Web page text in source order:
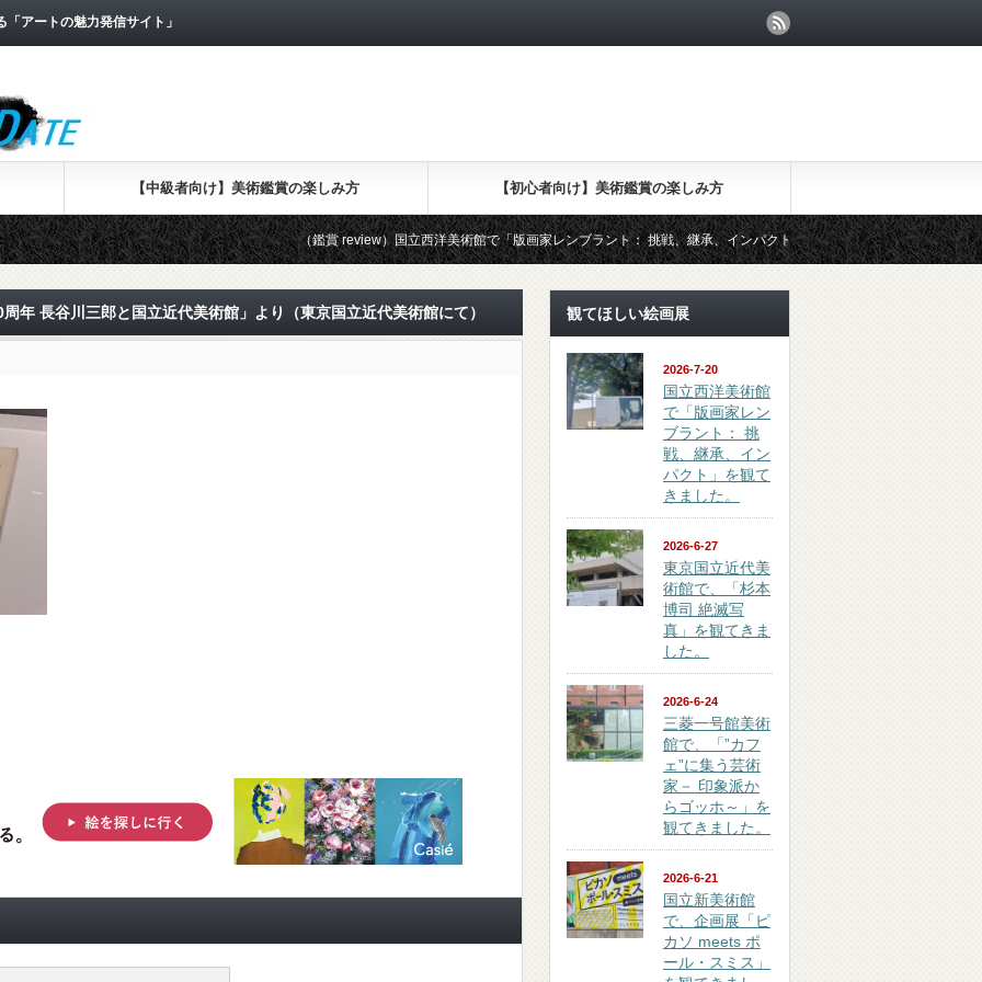
アートの魅力発信サイト」
【中級者向け】美術鑑賞の楽しみ方 【初心者向け】美術鑑賞の楽しみ方
（鑑賞 review）国立西洋美術館で「版画家レンブラント： 挑戦、継承、インパクト」を観てきました （鑑賞
年 長谷川三郎と国立近代美術館」より（東京国立近代美術館にて） 観てほしい絵画展
2026-7-20
国立西洋美術館
で「版画家レン
ブラント： 挑
戦、継承、イン
パクト」を観て
きました。
2026-6-27
東京国立近代美
術館で、「杉本
博司 絶滅写
真」を観てきま
した。
2026-6-24
三菱一号館美術
館で、「”カフ
ェ”に集う芸術
家－ 印象派か
らゴッホ～」を
観てきました。
2026-6-21
国立新美術館
で、企画展「ピ
カソ meets ポ
ール・スミス」